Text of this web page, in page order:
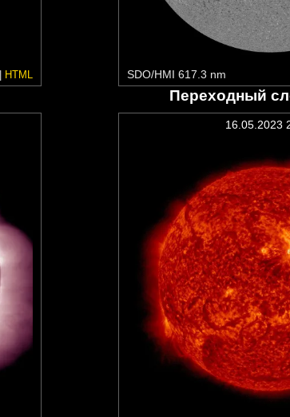
HTML SDO/HMI 617.3 nm
Переходный
16.05.2023